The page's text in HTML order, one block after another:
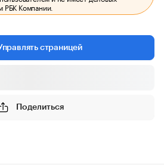
РБК Компании.
страницей
Поделиться